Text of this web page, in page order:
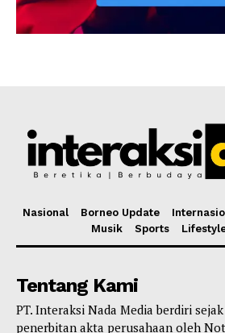
Nasional Borneo Update
Musik
Sports
Tentang Kami
PT. Interaksi Nada Media berdiri
penerbitan akta perusahaan oleh